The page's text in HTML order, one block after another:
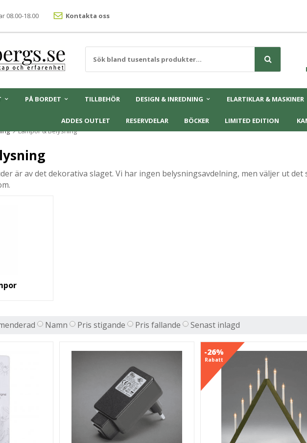
08.00-18.00 Kontakta oss
PÅ BORDET TILLBEHÖR DESIGN & INREDNING ELARTIKLAR & MASKINER
ADDES OUTLET RESERVDELAR BÖCKER LIMITED EDITION
Lampor & Belysning
är av det dekorativa slaget. Vi har ingen belysningsavdelning, men väljer ut
Namn Pris stigande Pris fallande Senast inlagd
-26%
Rabatt